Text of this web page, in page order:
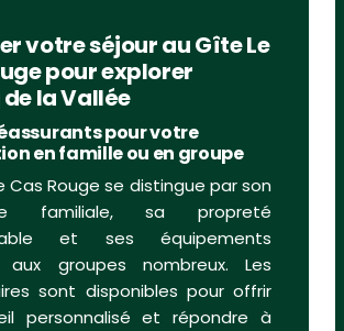
votre séjour au Gîte Le
pour explorer
de la Vallée
pour votre
en famille ou en groupe
Cas Rouge se distingue par son
familiale, sa propreté
et ses équipements
aux groupes nombreux. Les
sont disponibles pour offrir
personnalisé et répondre à